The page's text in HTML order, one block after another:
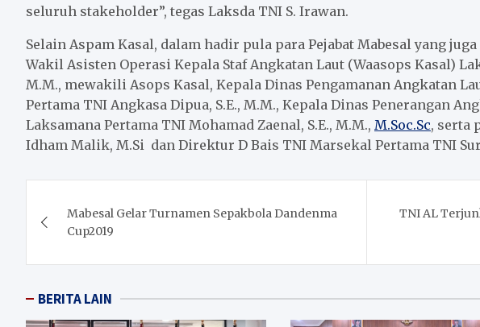
seluruh stakeholder”, tegas Laksda TNI S. Irawan.
Selain Aspam Kasal, dalam hadir pula para Pejabat Mabesal yang
Wakil Asisten Operasi Kepala Staf Angkatan Laut (Waasops Kasal)
M.M., mewakili Asops Kasal, Kepala Dinas Pengamanan Angkatan
Pertama TNI Angkasa Dipua, S.E., M.M., Kepala Dinas Penerangan
Laksamana Pertama TNI Mohamad Zaenal, S.E., M.M., M.Soc.Sc, serta
Idham Malik, M.Si dan Direktur D Bais TNI Marsekal Pertama TNI
navigation
Mabesal Gelar Turnamen Sepakbola Dandenma
Cup2019
TNI AL
BERITA LAIN